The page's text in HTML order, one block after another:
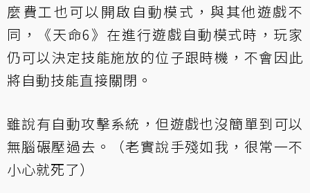
麼費工也可以開啟自動模式，與其他遊戲不
同，《天命6》在進行遊戲自動模式時，玩家
仍可以決定技能施放的位子跟時機，不會因此
將自動技能直接關閉。
雖說有自動攻擊系統，但遊戲也沒簡單到可以
無腦碾壓過去。（老實說手殘如我，很常一不
小心就死了）